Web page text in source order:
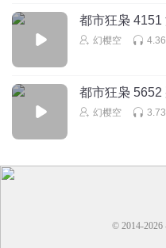
都市狂枭 4151
幻樱空
都市狂枭 5652
幻樱空
© 2014-2026